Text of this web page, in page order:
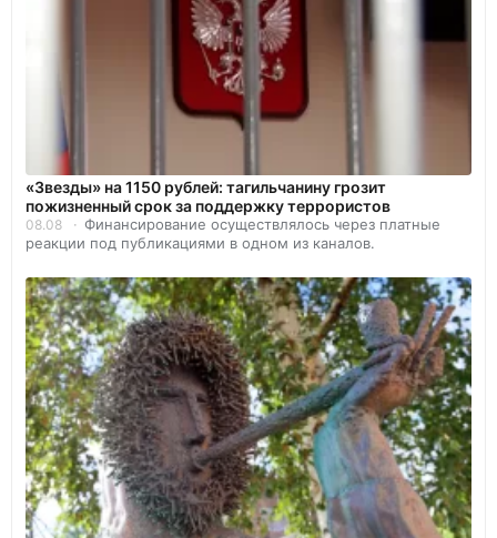
«Звезды» на 1150 рублей: тагильчанину грозит
пожизненный срок за поддержку террористов
08.08
Финансирование осуществлялось через платные
реакции под публикациями в одном из каналов.